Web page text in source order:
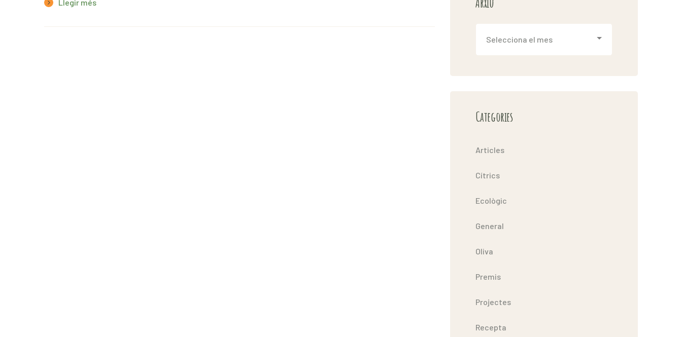
Llegir més
Categories
Articles
Cítrics
Ecològic
General
Oliva
Premis
Projectes
Recepta